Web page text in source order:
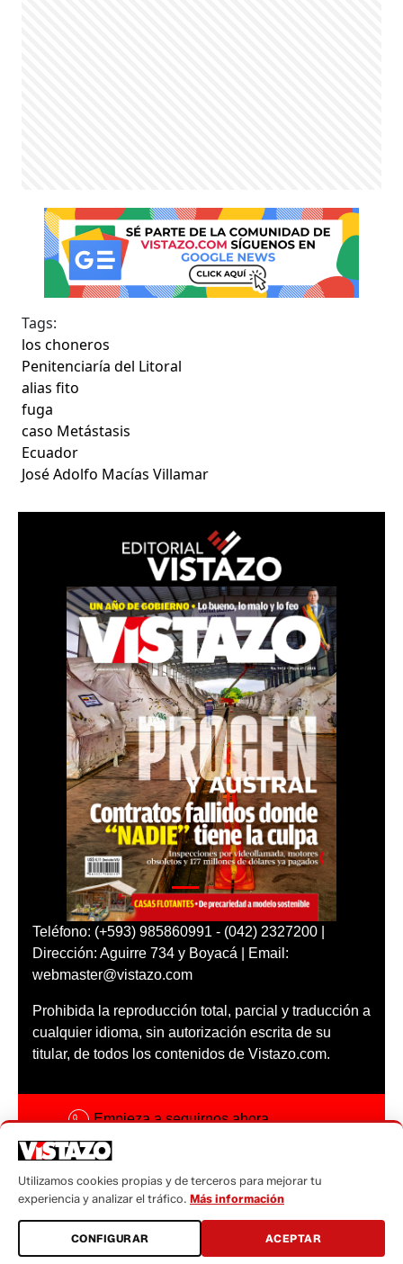
Tags:
los choneros
Penitenciaría del Litoral
alias fito
fuga
caso Metástasis
Ecuador
José Adolfo Macías Villamar
Teléfono: (+593) 985860991 - (042) 2327200 |
Dirección: Aguirre 734 y Boyacá | Email:
webmaster@vistazo.com
Prohibida la reproducción total, parcial y traducción a
cualquier idioma, sin autorización escrita de su
titular, de todos los contenidos de Vistazo.com.
Empieza a seguirnos ahora
Código ética
Sugerencias a:
sugerencias@vistazo.com
Utilizamos cookies propias y de terceros para mejorar tu
experiencia y analizar el tráfico. Más información
CONFIGURAR ACEPTAR